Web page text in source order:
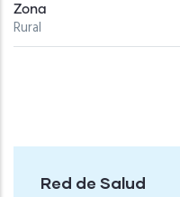
Zona
Rural
Red de Salud